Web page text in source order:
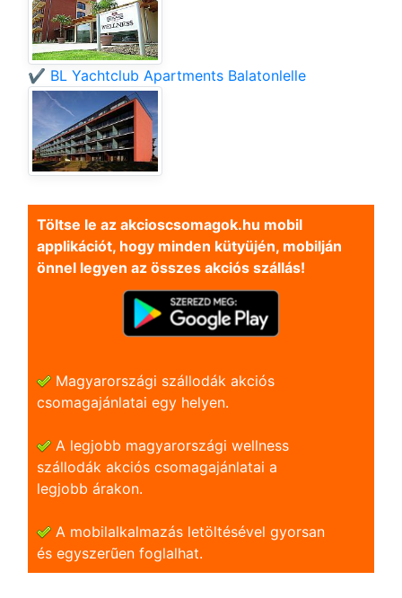
✔️ BL Yachtclub Apartments Balatonlelle
Töltse le az akcioscsomagok.hu mobil
applikációt, hogy minden kütyüjén, mobilján
önnel legyen az összes akciós szállás!
Magyarországi szállodák akciós
csomagajánlatai egy helyen.
A legjobb magyarországi wellness
szállodák akciós csomagajánlatai a
legjobb árakon.
A mobilalkalmazás letöltésével gyorsan
és egyszerũen foglalhat.